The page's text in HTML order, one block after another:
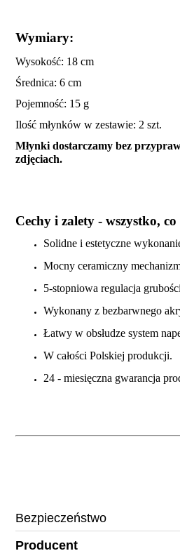
Wymiary:
Wysokość: 18 cm
Średnica: 6 cm
Pojemność: 15 g
Ilość młynków w zestawie: 2 szt.
Młynki dostarczamy bez
zdjęciach.
Cechy i zalety - wszystko, co
Solidne i estetyczne
Mocny ceramiczny
5-stopniowa regulacja
Wykonany z bezbarwnego
Łatwy w obsłudze system
W całości Polskiej produkcji.
24 - miesięczna gwarancja
Bezpieczeństwo
Producent